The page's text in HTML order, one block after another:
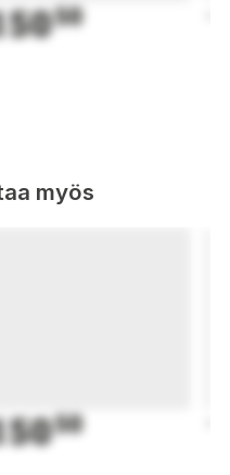
50
myös
50